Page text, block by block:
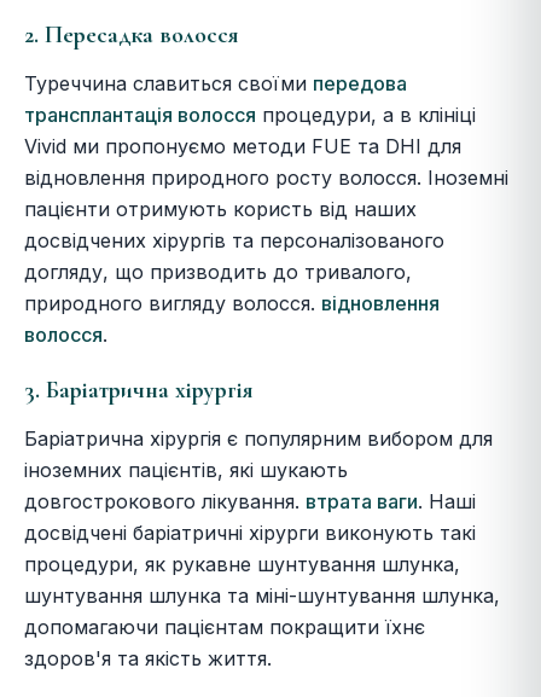
2. Пересадка волосся
Туреччина славиться своїми передова
трансплантація волосся процедури, а в клініці
Vivid ми пропонуємо методи FUE та DHI для
відновлення природного росту волосся. Іноземні
пацієнти отримують користь від наших
досвідчених хірургів та персоналізованого
догляду, що призводить до тривалого,
природного вигляду волосся. відновлення
волосся.
3. Баріатрична хірургія
Баріатрична хірургія є популярним вибором для
іноземних пацієнтів, які шукають
довгострокового лікування. втрата ваги. Наші
досвідчені баріатричні хірурги виконують такі
процедури, як рукавне шунтування шлунка,
шунтування шлунка та міні-шунтування шлунка,
допомагаючи пацієнтам покращити їхнє
здоров'я та якість життя.